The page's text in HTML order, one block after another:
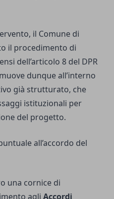
il Comune di
il procedimento di
dell’articolo 8 del DPR
dunque all’interno
già strutturato, che
istituzionali per
del progetto.
all’accordo del
una cornice di
agli Accordi